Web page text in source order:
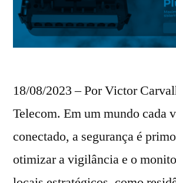
18/08/2023 – Por Victor
Telecom. Em um mundo cada
conectado, a segurança é
otimizar a vigilância e o